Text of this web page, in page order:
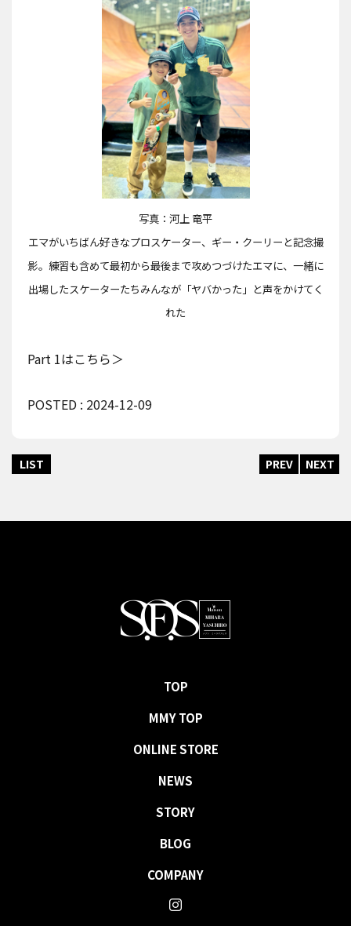
写真：河上 竜平
エマがいちばん好きなプロスケーター、ギー・クーリーと記念撮
影。練習も含めて最初から最後まで攻めつづけたエマに、一緒に
出場したスケーターたちみんなが「ヤバかった」と声をかけてく
れた
Part 1はこちら＞
POSTED : 2024-12-09
LIST PREV NEXT
TOP
MMY TOP
ONLINE STORE
NEWS
STORY
BLOG
COMPANY